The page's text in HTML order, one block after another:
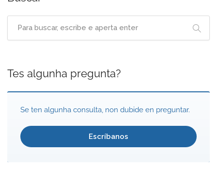
Tes algunha pregunta?
Se ten algunha consulta, non dubide en preguntar.
Escríbanos